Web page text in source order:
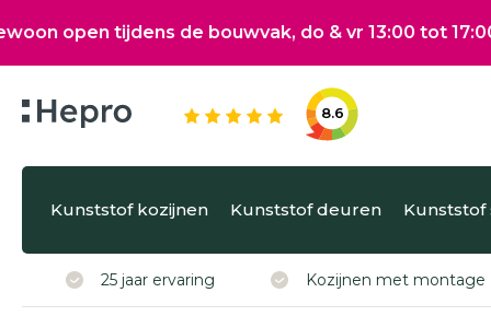
tijdens de bouwvak, do & vr 13:00 tot 17:00, za
8.6
Kunststof kozijnen Kunststof deuren Kunststof
25 jaar ervaring Kozijnen met montage
Wat wilt u
Via onze configurator
of schuifpuien.
Isolatie